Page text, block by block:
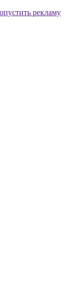
рекламу